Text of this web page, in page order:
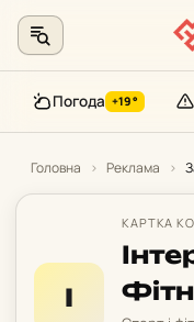
контенту
Погода +19°
Головна › Реклама ›
І
КАРТКА